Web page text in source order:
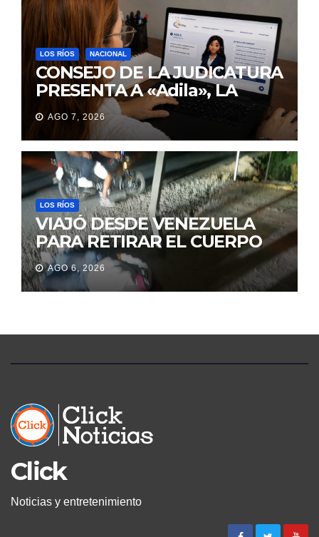
LOS RÍOS NACIONAL
CONSEJO DE LA JUDICATURA
PRESENTA A «Adila», LA
ASISTENTE VIRTUAL QUE
ORIENTA A LA CIUDADANÍA
SOBRE TRÁMITES
JUDICIALES
AGO 7, 2026
LOS RÍOS
VIAJÓ DESDE VENEZUELA
PARA RETIRAR EL CUERPO
DE SU MARIDO QUE
PERMANECIÓ SEIS DÍAS EN
LA MORGUE
AGO 6, 2026
Click
Noticias y entretenimiento